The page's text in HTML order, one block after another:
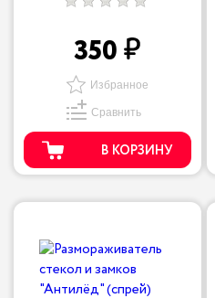
350
Избранное
Сравнить
В КОРЗИНУ